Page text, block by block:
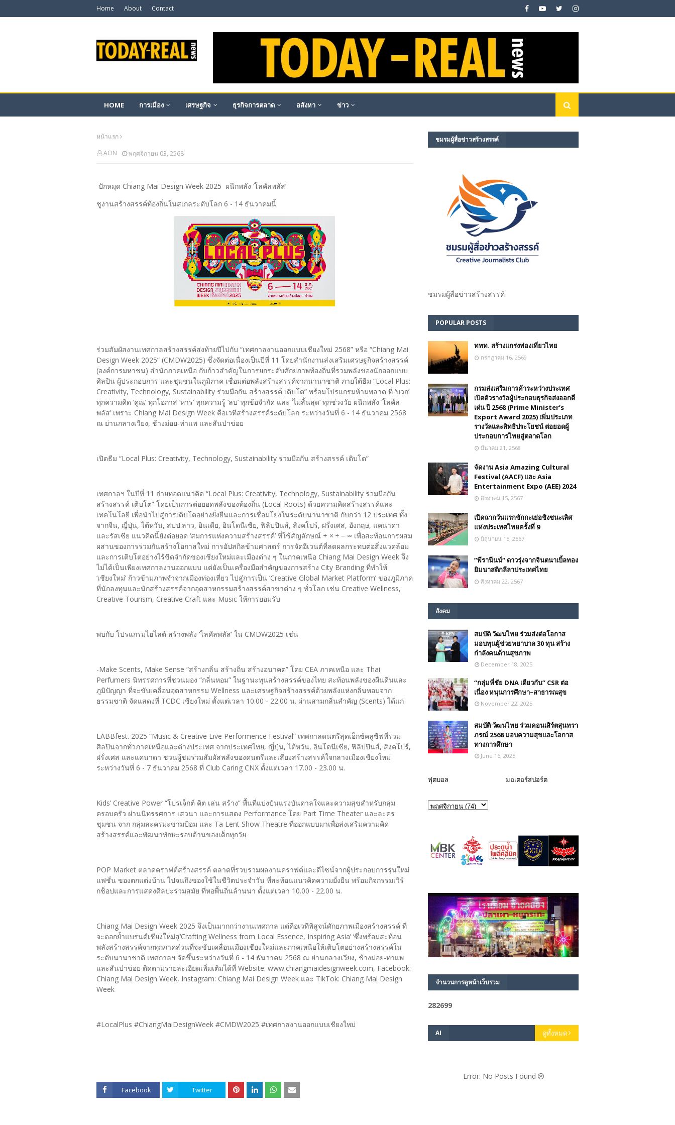
Home About Contact
HOME การเมือง เศรษฐกิจ ธุรกิจการตลาด อสังหา ข่าว
หน้าแรก
AON
พฤศจิกายน 03, 2568
ปักหมุด Chiang Mai Design Week 2025 ผนึกพลัง ‘โลคัลพลัส’
ชูงานสร้างสรรค์ท้องถิ่นในสเกลระดับโลก 6 - 14 ธันวาคมนี้
ร่วมสัมผัสงานเทศกาลสร้างสรรค์ส่งท้ายปีไปกับ “เทศกาลงานออกแบบเชียงใหม่ 2568” หรือ “Chiang Mai
Design Week 2025” (CMDW2025) ซึ่งจัดต่อเนื่องเป็นปีที่ 11 โดยสำนักงานส่งเสริมเศรษฐกิจสร้างสรรค์
(องค์การมหาชน) สำนักภาคเหนือ กับก้าวสำคัญในการยกระดับศักยภาพท้องถิ่นที่รวมพลังของนักออกแบบ
ศิลปิน ผู้ประกอบการ และชุมชนในภูมิภาค เชื่อมต่อพลังสร้างสรรค์จากนานาชาติ ภายใต้ธีม “Local Plus:
Creativity, Technology, Sustainability ร่วมมือกัน สร้างสรรค์ เติบโต” พร้อมโปรแกรมห้ามพลาด ที่ ‘บวก’
ทุกความคิด ‘คูณ’ ทุกโอกาส ‘หาร’ ทุกความรู้ ‘ลบ’ ทุกข้อจำกัด และ ‘ไม่สิ้นสุด’ ทุกช่วงวัย ผนึกพลัง ‘โลคัล
พลัส’ เพราะ Chiang Mai Design Week คือเวทีสร้างสรรค์ระดับโลก ระหว่างวันที่ 6 - 14 ธันวาคม 2568
ณ ย่านกลางเวียง, ช้างม่อย-ท่าแพ และสันป่าข่อย
เปิดธีม “Local Plus: Creativity, Technology, Sustainability ร่วมมือกัน สร้างสรรค์ เติบโต”
เทศกาลฯ ในปีที่ 11 ถ่ายทอดแนวคิด “Local Plus: Creativity, Technology, Sustainability ร่วมมือกัน
สร้างสรรค์ เติบโต” โดยเป็นการต่อยอดพลังของท้องถิ่น (Local Roots) ด้วยความคิดสร้างสรรค์และ
เทคโนโลยี เพื่อนำไปสู่การเติบโตอย่างยั่งยืนและการเชื่อมโยงในระดับนานาชาติ กับกว่า 12 ประเทศ ทั้ง
จากจีน, ญี่ปุ่น, ไต้หวัน, สปป.ลาว, อินเดีย, อินโดนีเซีย, ฟิลิปปินส์, สิงคโปร์, ฝรั่งเศส, อังกฤษ, แคนาดา
และรัสเซีย แนวคิดนี้ยังต่อยอด ‘สมการแห่งความสร้างสรรค์’ ที่ใช้สัญลักษณ์ + × ÷ − ∞ เพื่อสะท้อนการผสม
ผสานของการร่วมกันสร้างโอกาสใหม่ การอัปสกิลข้ามศาสตร์ การจัดอีเวนต์ที่ลดผลกระทบต่อสิ่งแวดล้อม
และการเติบโตอย่างไร้ขีดจำกัดของเชียงใหม่และเมืองต่าง ๆ ในภาคเหนือ Chiang Mai Design Week จึง
ไม่ได้เป็นเพียงเทศกาลงานออกแบบ แต่ยังเป็นเครื่องมือสำคัญของการสร้าง City Branding ที่ทำให้
‘เชียงใหม่’ ก้าวข้ามภาพจำจากเมืองท่องเที่ยว ไปสู่การเป็น ‘Creative Global Market Platform’ ของภูมิภาค
ที่นักลงทุนและนักสร้างสรรค์จากอุตสาหกรรมสร้างสรรค์สาขาต่าง ๆ ทั่วโลก เช่น Creative Wellness,
Creative Tourism, Creative Craft และ Music ให้การยอมรับ
พบกับ โปรแกรมไฮไลต์ สร้างพลัง ‘โลคัลพลัส’ ใน CMDW2025 เช่น
-Make Scents, Make Sense “สร้างกลิ่น สร้างถิ่น สร้างอนาคต” โดย CEA ภาคเหนือ และ Thai
Perfumers นิทรรศการที่ชวนมอง “กลิ่นหอม” ในฐานะทุนสร้างสรรค์ของไทย สะท้อนพลังของผืนดินและ
ภูมิปัญญา ที่จะขับเคลื่อนอุตสาหกรรม Wellness และเศรษฐกิจสร้างสรรค์ด้วยพลังแห่งกลิ่นหอมจาก
ธรรมชาติ จัดแสดงที่ TCDC เชียงใหม่ ตั้งแต่เวลา 10.00 - 22.00 น. ผ่านสามกลิ่นสำคัญ (Scents) ได้แก่
LABBfest. 2025 “Music & Creative Live Performence Festival” เทศกาลดนตรีสุดเอ็กซ์คลูซีฟที่รวม
ศิลปินจากทั่วภาคเหนือและต่างประเทศ จากประเทศไทย, ญี่ปุ่น, ไต้หวัน, อินโดนีเซีย, ฟิลิปปินส์, สิงคโปร์,
ฝรั่งเศส และแคนาดา ชวนผู้ชมร่วมสัมผัสพลังของดนตรีและเสียงสร้างสรรค์ใจกลางเมืองเชียงใหม่
ระหว่างวันที่ 6 - 7 ธันวาคม 2568 ที่ Club Caring CNX ตั้งแต่เวลา 17.00 - 23.00 น.
Kids’ Creative Power “โปรเจ็กต์ คิต เล่น สร้าง” พื้นที่แบ่งปันแรงบันดาลใจและความสุขสำหรับกลุ่ม
ครอบครัว ผ่านนิทรรศการ เสวนา และการแสดง Performance โดย Part Time Theater และละคร
ชุมชน จาก กลุ่มละครมะขามป้อม และ Ta Lent Show Theatre ที่ออกแบบมาเพื่อส่งเสริมความคิด
สร้างสรรค์และพัฒนาทักษะรอบด้านของเด็กทุกวัย
POP Market ตลาดคราฟต์สร้างสรรค์ ตลาดที่รวบรวมผลงานคราฟต์และดีไซน์จากผู้ประกอบการรุ่นใหม่
แฟชั่น ของตกแต่งบ้าน ไปจนถึงของใช้ในชีวิตประจำวัน ที่สะท้อนแนวคิดความยั่งยืน พร้อมกิจกรรมเวิร์
กช็อปและการแสดงศิลปะร่วมสมัย ที่หอพื้นถิ่นล้านนา ตั้งแต่เวลา 10.00 - 22.00 น.
Chiang Mai Design Week 2025 จึงเป็นมากกว่างานเทศกาล แต่คือเวทีพิสูจน์ศักยภาพเมืองสร้างสรรค์ ที่
จะตอกย้ำแบรนด์เชียงใหม่สู่‘Crafting Wellness from Local Essence, Inspiring Asia’ ‘ซึ่งพร้อมสะท้อน
พลังสร้างสรรค์จากทุกภาคส่วนที่จะขับเคลื่อนเมืองเชียงใหม่และภาคเหนือให้เติบโตอย่างสร้างสรรค์ใน
ระดับนานาชาติ เทศกาลฯ จัดขึ้นระหว่างวันที่ 6 - 14 ธันวาคม 2568 ณ ย่านกลางเวียง, ช้างม่อย-ท่าแพ
และสันป่าข่อย ติดตามรายละเอียดเพิ่มเติมได้ที่ Website: www.chiangmaidesignweek.com, Facebook:
Chiang Mai Design Week, Instagram: Chiang Mai Design Week และ TikTok: Chiang Mai Design
Week
#LocalPlus #ChiangMaiDesignWeek #CMDW2025 #เทศกาลงานออกแบบเชียงใหม่
Facebook Twitter
ชมรม​ผู้สื่อข่าวสร้างสรรค์​
ชมรม​ผู้สื่อข่าวสร้างสรรค์​
POPULAR POSTS
ททท. สร้างแกร่งท่องเที่ยวไทย
กรกฎาคม 16, 2569
กรมส่งเสริมการค้าระหว่างประเทศ
เปิดตัวรางวัลผู้ประกอบธุรกิจส่งออกดี
เด่น ปี 2568 (Prime Minister’s
Export Award 2025) เพิ่มประเภท
รางวัลและสิทธิประโยชน์ ต่อยอดผู้
ประกอบการไทยสู่ตลาดโลก
มีนาคม 21, 2568
จัดงาน Asia Amazing Cultural
Festival (AACF) และ Asia
Entertainment Expo (AEE) 2024
สิงหาคม 15, 2567
เปิดฉากวันแรกชักกะเย่อชิงชนะเลิศ
แห่งประเทศไทยครั้งที่ 9
มิถุนายน 15, 2567
”พีรานีนน์“​ ดาวรุ่งจากจินตนาเบิ้ลทอง
ยิมนาสติกลีลาประเทศไทย
สิงหาคม 22, 2567
สังคม
สมบัติ วัฒนไทย ร่วมส่งต่อโอกาส
มอบทุนผู้ช่วยพยาบาล 30 ทุน สร้าง
กำลังคนด้านสุขภาพ
December 18, 2025
“กลุ่มพี่ชัย DNA เดียวกัน” CSR ต่อ
เนื่อง หนุนการศึกษา–สาธารณสุข
November 22, 2025
สมบัติ วัฒนไทย ร่วมคอนเสิร์ตสุนทรา
ภรณ์ 2568 มอบความสุขและโอกาส
ทางการศึกษา
June 16, 2025
ฟุตบอล มอเตอร์สปอร์ต
จำนวนการดูหน้าเว็บรวม
282699
AI ดูทั้งหมด
Error: No Posts Found